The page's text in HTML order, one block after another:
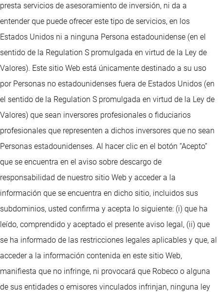
presta servicios de asesoramiento de inversión, ni da a
entender que puede ofrecer este tipo de servicios, en los
Estados Unidos ni a ninguna Persona estadounidense (en el
sentido de la Regulation S promulgada en virtud de la Ley de
Valores). Este sitio Web está únicamente destinado a su uso
por Personas no estadounidenses fuera de Estados Unidos (en
el sentido de la Regulation S promulgada en virtud de la Ley de
Valores) que sean inversores profesionales o fiduciarios
profesionales que representen a dichos inversores que no sean
Personas estadounidenses. Al hacer clic en el botón “Acepto”
que se encuentra en el aviso sobre descargo de
responsabilidad de nuestro sitio Web y acceder a la
información que se encuentra en dicho sitio, incluidos sus
subdominios, usted confirma y acepta lo siguiente: (i) que ha
leído, comprendido y aceptado el presente aviso legal, (ii) que
se ha informado de las restricciones legales aplicables y que, al
acceder a la información contenida en este sitio Web,
manifiesta que no infringe, ni provocará que Robeco o alguna
de sus entidades o emisores vinculados infrinjan, ninguna ley